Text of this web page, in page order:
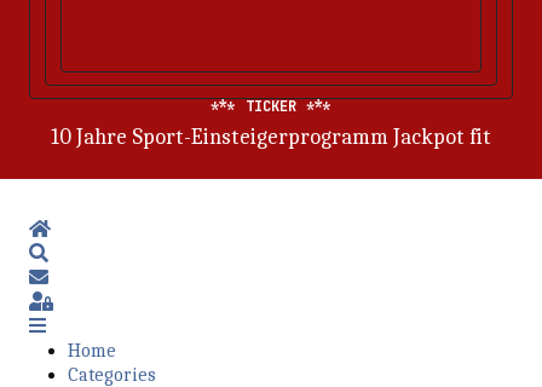
TICKER
Wenn aus Freiwilligkeit Notwendigkeit wird
Home
Subscribe to blog
Sign In
Home
Categories